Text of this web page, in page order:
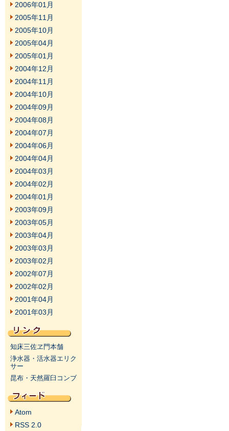
2006年01月
2005年11月
2005年10月
2005年04月
2005年01月
2004年12月
2004年11月
2004年10月
2004年09月
2004年08月
2004年07月
2004年06月
2004年04月
2004年03月
2004年02月
2004年01月
2003年09月
2003年05月
2003年04月
2003年03月
2003年02月
2002年07月
2002年02月
2001年04月
2001年03月
知床三佐ヱ門本舗
浄水器・活水器エリク
サー
昆布・天然羅臼コンブ
Atom
RSS 2.0